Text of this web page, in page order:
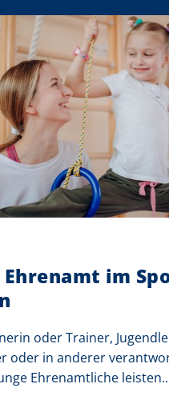
Ehrenamt im
oder Trainer,
oder in anderer
Ehrenamtliche